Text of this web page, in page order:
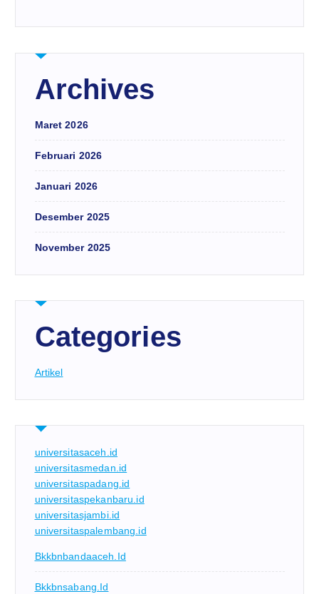
Archives
Maret 2026
Februari 2026
Januari 2026
Desember 2025
November 2025
Categories
Artikel
universitasaceh.id
universitasmedan.id
universitaspadang.id
universitaspekanbaru.id
universitasjambi.id
universitaspalembang.id
Bkkbnbandaaceh.id
Bkkbnsabang.id